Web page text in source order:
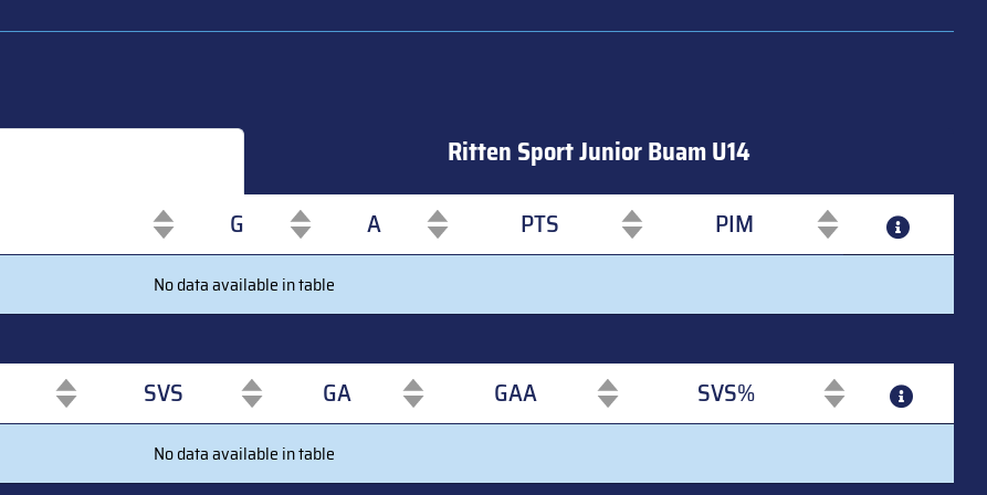
Ritten Sport Junior Buam U14
G A PTS
PIM
G
No data available in table
SVS GA GAA
SVS%
SVS GA
No data available in table